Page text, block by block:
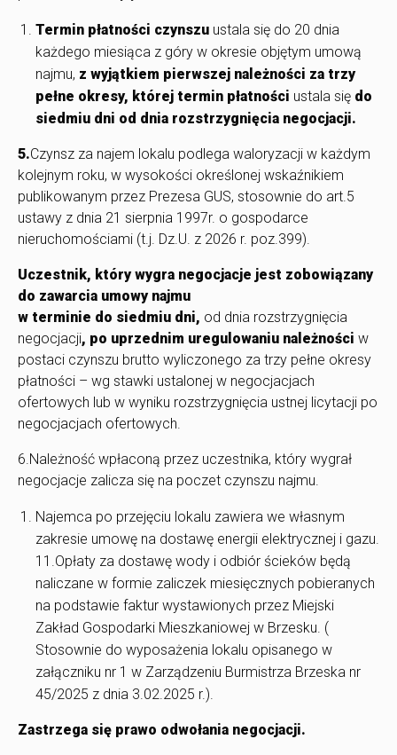
Termin płatności czynszu ustala się do 20 dnia
każdego miesiąca z góry w okresie objętym umową
najmu, z wyjątkiem pierwszej należności za trzy
pełne okresy, której termin płatności ustala się do
siedmiu dni od dnia rozstrzygnięcia negocjacji.
5.Czynsz za najem lokalu podlega waloryzacji w każdym
kolejnym roku, w wysokości określonej wskaźnikiem
publikowanym przez Prezesa GUS, stosownie do art.5
ustawy z dnia 21 sierpnia 1997r. o gospodarce
nieruchomościami (t.j. Dz.U. z 2026 r. poz.399).
Uczestnik, który wygra negocjacje jest zobowiązany
do zawarcia umowy najmu
w terminie do siedmiu dni, od dnia rozstrzygnięcia
negocjacji, po uprzednim uregulowaniu należności w
postaci czynszu brutto wyliczonego za trzy pełne okresy
płatności – wg stawki ustalonej w negocjacjach
ofertowych lub w wyniku rozstrzygnięcia ustnej licytacji po
negocjacjach ofertowych.
6.Należność wpłaconą przez uczestnika, który wygrał
negocjacje zalicza się na poczet czynszu najmu.
Najemca po przejęciu lokalu zawiera we własnym
zakresie umowę na dostawę energii elektrycznej i gazu.
11.Opłaty za dostawę wody i odbiór ścieków będą
naliczane w formie zaliczek miesięcznych pobieranych
na podstawie faktur wystawionych przez Miejski
Zakład Gospodarki Mieszkaniowej w Brzesku. (
Stosownie do wyposażenia lokalu opisanego w
załączniku nr 1 w Zarządzeniu Burmistrza Brzeska nr
45/2025 z dnia 3.02.2025 r.).
Zastrzega się prawo odwołania negocjacji.